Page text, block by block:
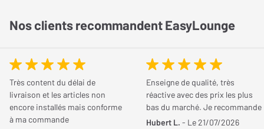
Vous possédez cet article ? Vous l'avez déjà essayé ? Donnez
votre avis et aidez les autres internautes à bien choisir.
JE DONNE MON AVIS
Nos clients recommandent EasyLounge
Très content du délai de
livraison et les articles non
encore installés mais conforme
à ma commande
Enseigne de qualité, très
réactive avec des prix les plus
bas du marché. Je recommande
Hubert L. - Le 21/07/2026